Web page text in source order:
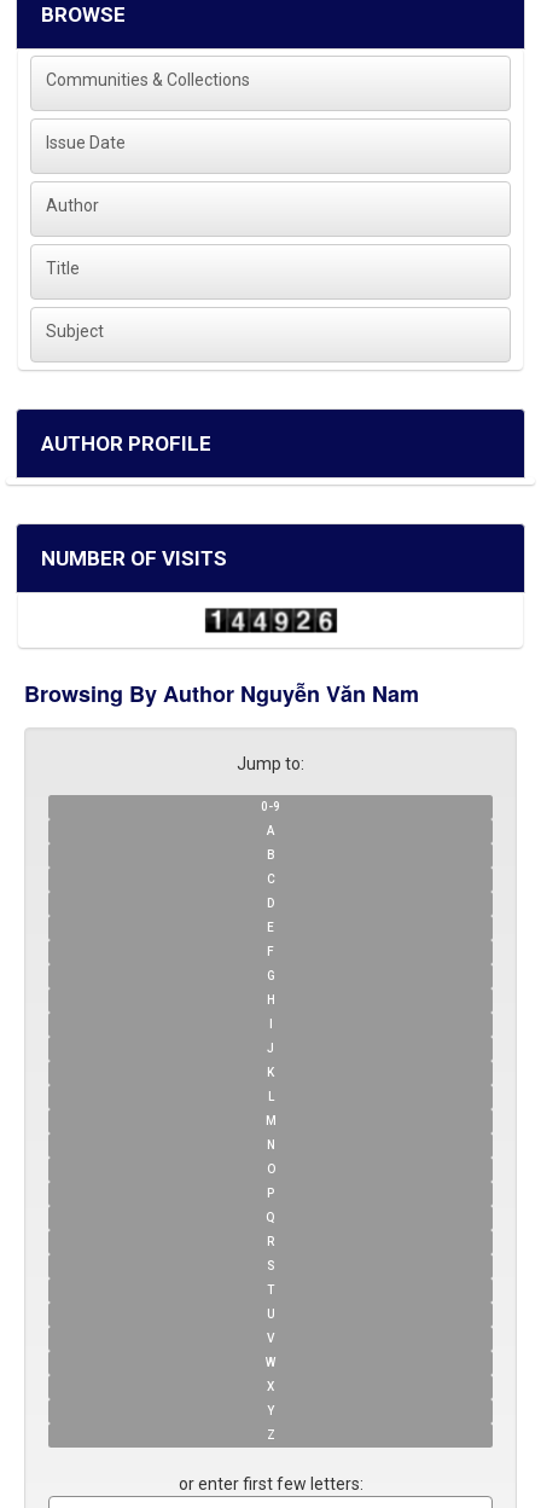
BROWSE
Communities & Collections
Issue Date
Author
Title
Subject
AUTHOR PROFILE
NUMBER OF VISITS
Browsing By Author Nguyễn Văn Nam
Jump to:
0-9
A
B
C
D
E
F
G
H
J
K
M
N
O
P
Q
R
S
T
U
V
W
X
Y
Z
or enter first few letters: